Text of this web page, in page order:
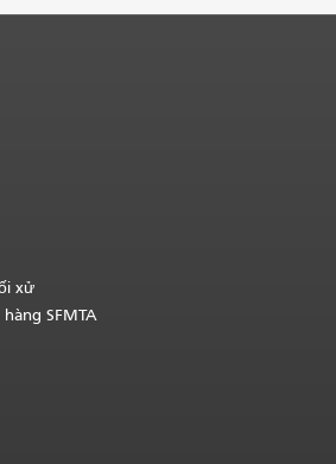
mọi
dung
xử
SFMTA